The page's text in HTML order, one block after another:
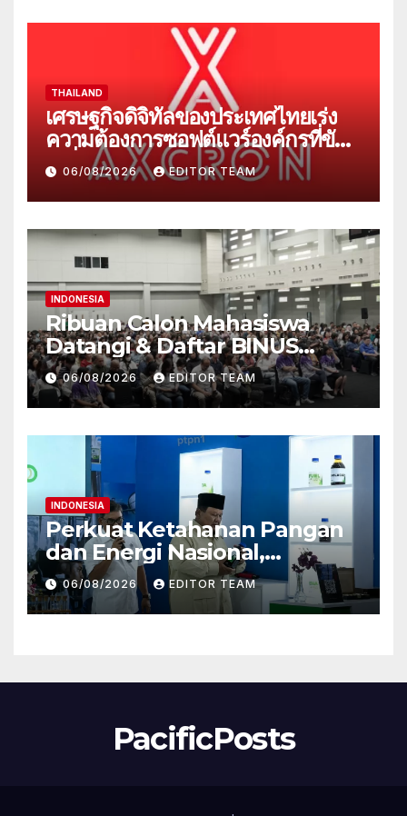
THAILAND
เศรษฐกิจดิจิทัลของประเทศไทยเร่ง
ความต้องการซอฟต์แวร์องค์กรที่ขับ
เคลื่อนด้วย AI
06/08/2026 EDITOR TEAM
INDONESIA
Ribuan Calon Mahasiswa
Datangi & Daftar BINUS
University, Wujudkan
Langkah Awal Menuju Karier
Global
06/08/2026 EDITOR TEAM
INDONESIA
Perkuat Ketahanan Pangan
dan Energi Nasional,
Presiden Prabowo Tinjau
Hilirisasi Bioetanol PTPN I
(Persero), Subholding
06/08/2026 EDITOR TEAM
PacificPosts